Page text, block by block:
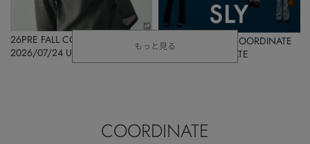
26PRE FALL COLLECTION Vol.5
2026/07/24 UPDATE
SUMMER DENIM COORDINATE
2026/07/24 UPDATE
もっと見る
COORDINATE